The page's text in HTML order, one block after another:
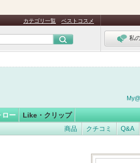
カテゴリ一覧 ベストコスメ
私
ロー Like・クリップ
商品 クチコミ Q&A